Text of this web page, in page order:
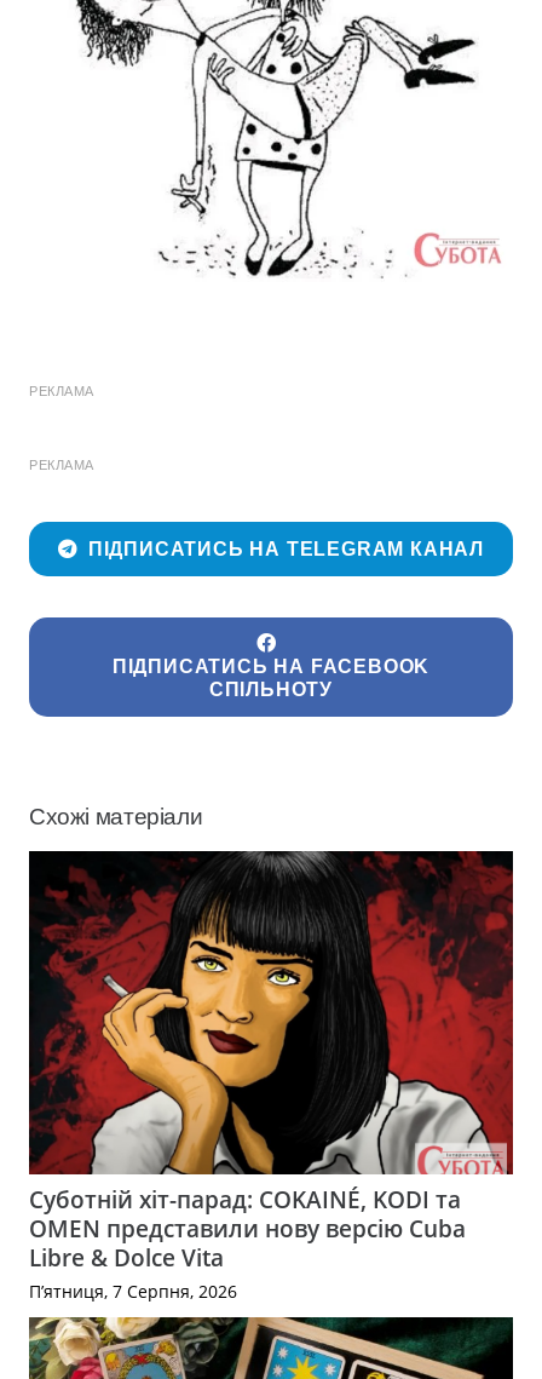
РЕКЛАМА
РЕКЛАМА
ПІДПИСАТИСЬ НА TELEGRAM КАНАЛ
ПІДПИСАТИСЬ НА FACEBOOK
СПІЛЬНОТУ
Схожі матеріали
Суботній хіт-парад: COKAINÉ, KODI та
OMEN представили нову версію Cuba
Libre & Dolce Vita
П’ятниця, 7 Серпня, 2026